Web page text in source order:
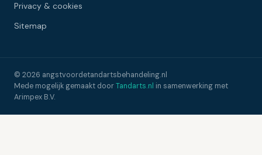
Privacy & cookies
Sitemap
© 2026 angstvoordetandartsbehandeling.nl
Mede mogelijk gemaakt doorTandarts.nl in samenwerking met
Arimpex B.V.